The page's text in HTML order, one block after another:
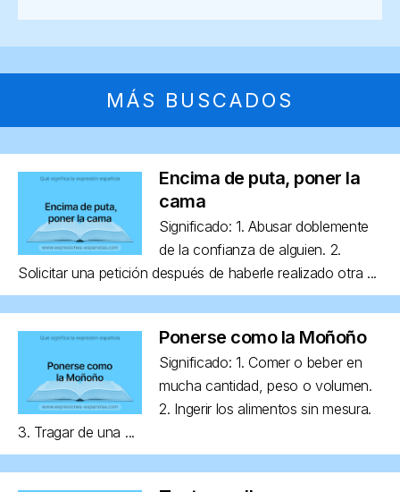
MÁS BUSCADOS
Encima de puta, poner la
cama
Significado: 1. Abusar doblemente
de la confianza de alguien. 2.
Solicitar una petición después de haberle realizado otra ...
Ponerse como la Moñoño
Significado: 1. Comer o beber en
mucha cantidad, peso o volumen.
2. Ingerir los alimentos sin mesura.
3. Tragar de una ...